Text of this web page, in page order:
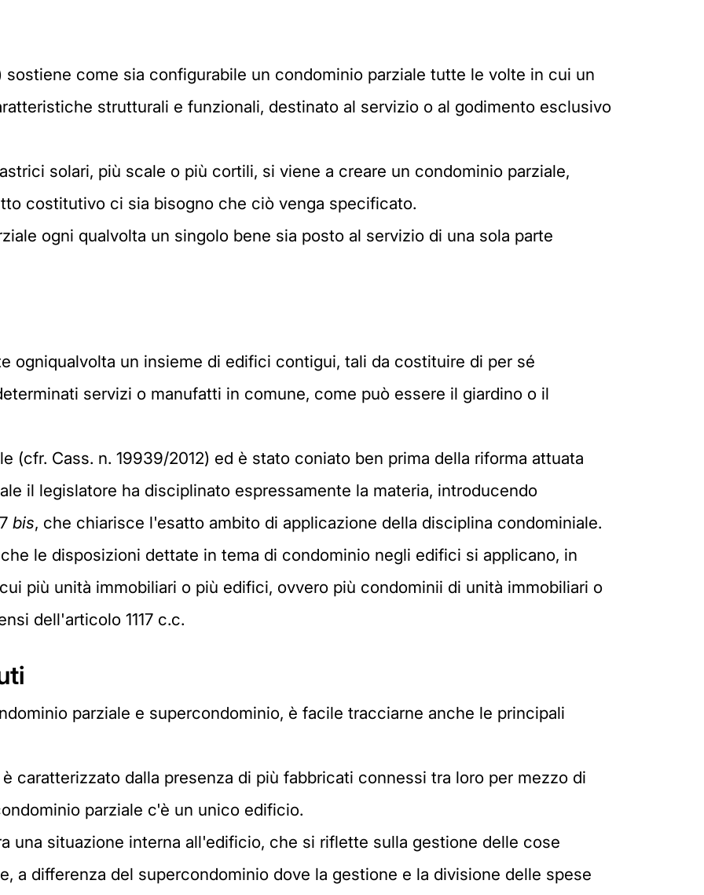
come sia configurabile un condominio parziale tutte le volte in cui un
strutturali e funzionali, destinato al servizio o al godimento esclusivo
solari, più scale o più cortili, si viene a creare un condominio parziale,
costitutivo ci sia bisogno che ciò venga specificato.
ogni qualvolta un singolo bene sia posto al servizio di una sola parte
ogniqualvolta un insieme di edifici contigui, tali da costituire di per sé
servizi o manufatti in comune, come può essere il giardino o il
(cfr. Cass. n. 19939/2012) ed è stato coniato ben prima della riforma attuata
il legislatore ha disciplinato espressamente la materia, introducendo
bis, che chiarisce l'esatto ambito di applicazione della disciplina condominiale.
le disposizioni dettate in tema di condominio negli edifici si applicano, in
più unità immobiliari o più edifici, ovvero più condominii di unità immobiliari o
dell'articolo 1117 c.c.
parziale e supercondominio, è facile tracciarne anche le principali
caratterizzato dalla presenza di più fabbricati connessi tra loro per mezzo di
parziale c'è un unico edificio.
una situazione interna all'edificio, che si riflette sulla gestione delle cose
a differenza del supercondominio dove la gestione e la divisione delle spese